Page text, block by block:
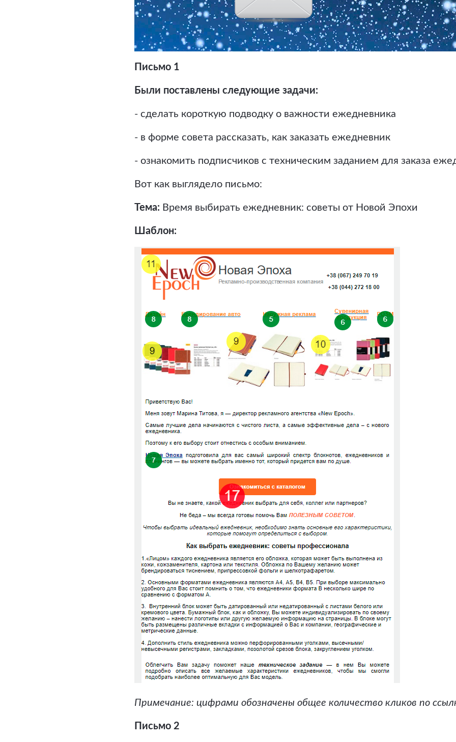
Письмо 1
Были поставлены следующие задачи:
- сделать короткую подводку о важности ежедневника
- в форме совета рассказать, как заказать ежедневник
- ознакомить подписчиков с техническим заданием для заказа
Вот как выглядело письмо:
Тема: Время выбирать ежедневник: советы от Новой Эпохи
Шаблон:
Примечание: цифрами обозначены общее количество кликов по
Письмо 2